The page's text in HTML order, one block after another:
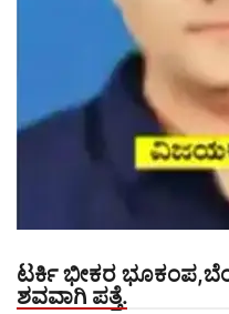
ಟರ್ಕಿ ಭೀಕರ
ಶವವಾಗಿ ಪತ್ತೆ.